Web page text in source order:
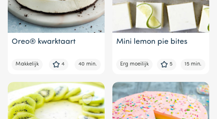
Oreo® kwarktaart
Makkelijk 4 40 min.
Mini lemon pie bites
Erg moeilijk 5 15 min.